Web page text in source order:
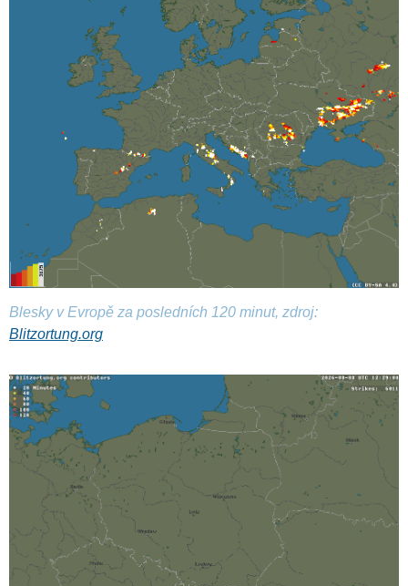
Blesky v Evropě za posledních 120 minut, zdroj:
Blitzortung.org